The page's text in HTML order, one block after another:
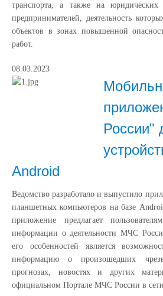
транспорта, а также на
предпринимателей, деятельность
объектов в зонах повышенной
работ.
08.03.2023
России"
Android
Ведомство разработало и выпустило
планшетных компьютеров на базе
приложение предлагает
информации о деятельности МЧС
его особенностей является
информацию о произошедших
прогнозах, новостях и других
официальном Портале МЧС России в